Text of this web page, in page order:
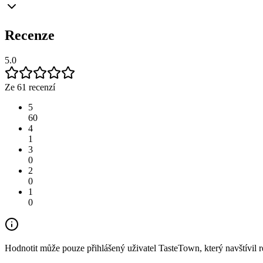
Recenze
5.0
Ze 61 recenzí
5
60
4
1
3
0
2
0
1
0
Hodnotit může pouze přihlášený uživatel TasteTown, který navštívil